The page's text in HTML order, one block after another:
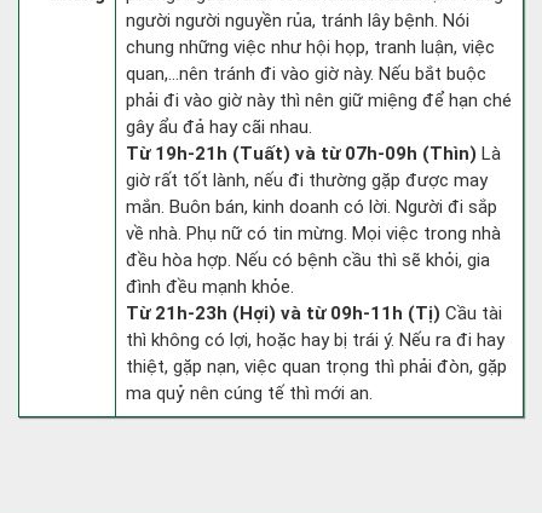
người người nguyền rủa, tránh lây bệnh. Nói
chung những việc như hội họp, tranh luận, việc
quan,…nên tránh đi vào giờ này. Nếu bắt buộc
phải đi vào giờ này thì nên giữ miệng để hạn ché
gây ẩu đả hay cãi nhau.
Từ 19h-21h (Tuất) và từ 07h-09h (Thìn) Là
giờ rất tốt lành, nếu đi thường gặp được may
mắn. Buôn bán, kinh doanh có lời. Người đi sắp
về nhà. Phụ nữ có tin mừng. Mọi việc trong nhà
đều hòa hợp. Nếu có bệnh cầu thì sẽ khỏi, gia
đình đều mạnh khỏe.
Từ 21h-23h (Hợi) và từ 09h-11h (Tị) Cầu tài
thì không có lợi, hoặc hay bị trái ý. Nếu ra đi hay
thiệt, gặp nạn, việc quan trọng thì phải đòn, gặp
ma quỷ nên cúng tế thì mới an.